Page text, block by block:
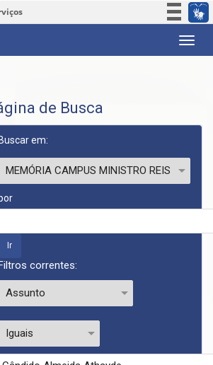
Acesso à informação
de Busca
em:
correntes: